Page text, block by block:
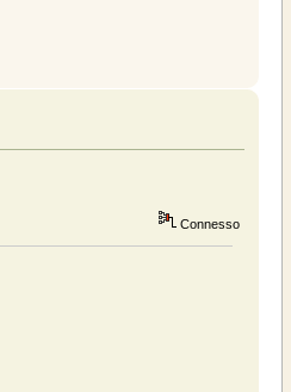
Connesso